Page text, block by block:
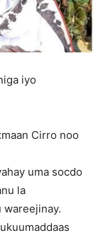
iyo
Cirro noo
uma socdo
la
wareejinay.